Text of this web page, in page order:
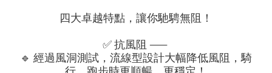
四大卓越特點，讓你馳騁無阻！
✅ 抗風阻 ——
🔹 經過風洞測試，流線型設計大幅降低風阻，騎